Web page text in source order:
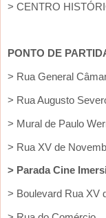
> CENTRO
PONTO DE
> Rua General
> Rua Augusto
> Mural de Paulo
> Rua XV de
> Parada Cine
> Boulevard Rua XV